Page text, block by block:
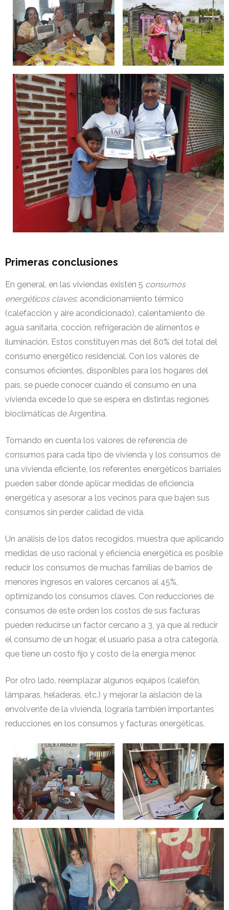
Primeras conclusiones
En general, en las viviendas existen 5 consumos
energéticos claves: acondicionamiento térmico
(calefacción y aire acondicionado), calentamiento de
agua sanitaria, cocción, refrigeración de alimentos e
iluminación. Estos constituyen más del 80% del total del
consumo energético residencial. Con los valores de
consumos eficientes, disponibles para los hogares del
país, se puede conocer cuándo el consumo en una
vivienda excede lo que se espera en distintas regiones
bioclimáticas de Argentina.
Tomando en cuenta los valores de referencia de
consumos para cada tipo de vivienda y los consumos de
una vivienda eficiente, los referentes energéticos barriales
pueden saber dónde aplicar medidas de eficiencia
energética y asesorar a los vecinos para que bajen sus
consumos sin perder calidad de vida.
Un análisis de los datos recogidos, muestra que aplicando
medidas de uso racional y eficiencia energética es posible
reducir los consumos de muchas familias de barrios de
menores ingresos en valores cercanos al 45%,
optimizando los consumos claves. Con reducciones de
consumos de este orden los costos de sus facturas
pueden reducirse un factor cercano a 3, ya que al reducir
el consumo de un hogar, el usuario pasa a otra categoría,
que tiene un costo fijo y costo de la energía menor.
Por otro lado, reemplazar algunos equipos (calefón,
lámparas, heladeras, etc.) y mejorar la aislación de la
envolvente de la vivienda, lograría también importantes
reducciones en los consumos y facturas energéticas.